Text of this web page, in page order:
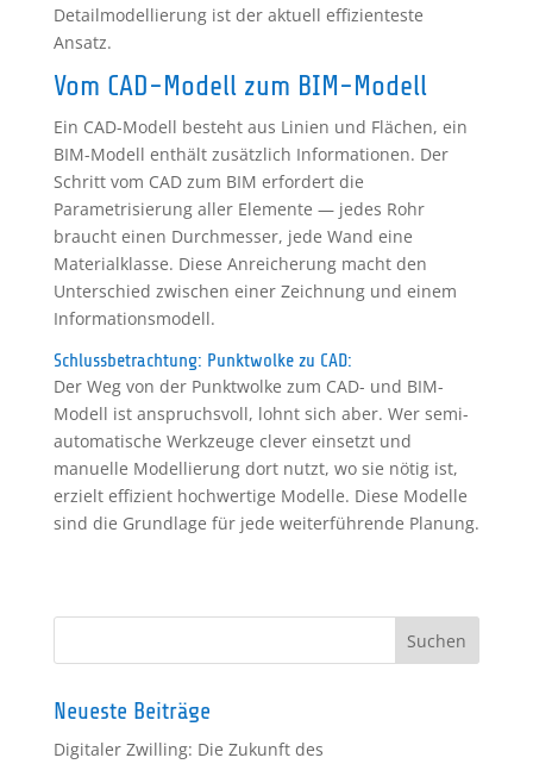
Detailmodellierung ist der aktuell effizienteste
Ansatz.
Vom CAD-Modell zum BIM-Modell
Ein CAD-Modell besteht aus Linien und Flächen, ein
BIM-Modell enthält zusätzlich Informationen. Der
Schritt vom CAD zum BIM erfordert die
Parametrisierung aller Elemente — jedes Rohr
braucht einen Durchmesser, jede Wand eine
Materialklasse. Diese Anreicherung macht den
Unterschied zwischen einer Zeichnung und einem
Informationsmodell.
Schlussbetrachtung: Punktwolke zu CAD:
Der Weg von der Punktwolke zum CAD- und BIM-
Modell ist anspruchsvoll, lohnt sich aber. Wer semi-
automatische Werkzeuge clever einsetzt und
manuelle Modellierung dort nutzt, wo sie nötig ist,
erzielt effizient hochwertige Modelle. Diese Modelle
sind die Grundlage für jede weiterführende Planung.
Neueste Beiträge
Digitaler Zwilling: Die Zukunft des